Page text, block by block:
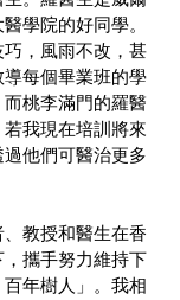
學院的好同學。
，風雨不改，甚
每個畢業班的學
桃李滿門的羅醫
我現在培訓將來
他們可醫治更多
教授和醫生在香
攜手努力維持下
年樹人」。我相